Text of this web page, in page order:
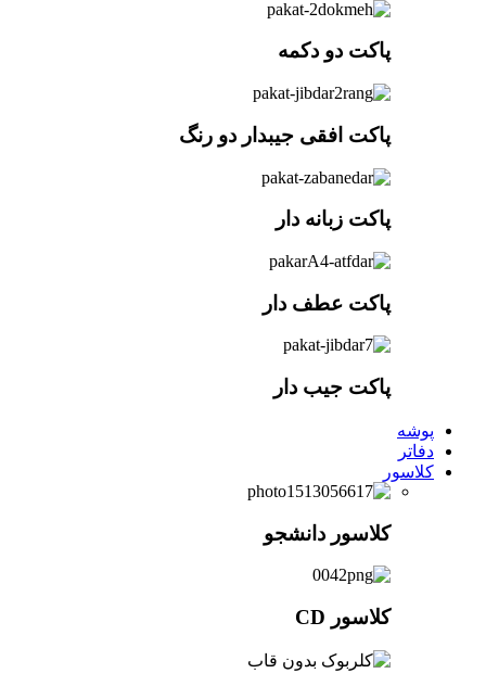
پاکت دو دکمه
پاکت افقی جیبدار دو رنگ
پاکت زبانه دار
پاکت عطف دار
پاکت جیب دار
پوشه
دفاتر
کلاسور
کلاسور دانشجو
کلاسور CD